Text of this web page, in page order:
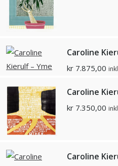
Caroline
kr 7.875,00
Caroline
kr 7.350,00
Caroline